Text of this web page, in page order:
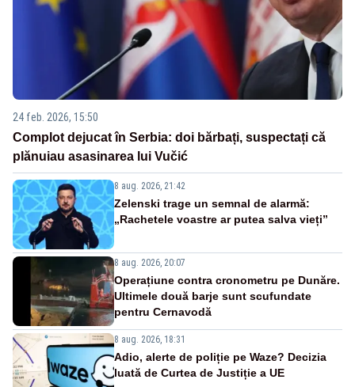
24 feb. 2026, 15:50
Complot dejucat în Serbia: doi bărbați, suspectați că
plănuiau asasinarea lui Vučić
8 aug. 2026, 21:42
Zelenski trage un semnal de alarmă:
„Rachetele voastre ar putea salva vieți”
8 aug. 2026, 20:07
Operațiune contra cronometru pe Dunăre.
Ultimele două barje sunt scufundate
pentru Cernavodă
8 aug. 2026, 18:31
Adio, alerte de poliție pe Waze? Decizia
luată de Curtea de Justiție a UE